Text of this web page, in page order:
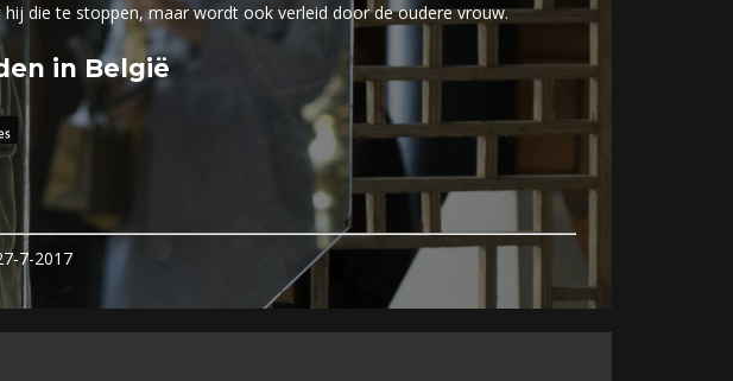
die te stoppen, maar wordt ook verleid door de oudere vrouw.
in België
7-2017